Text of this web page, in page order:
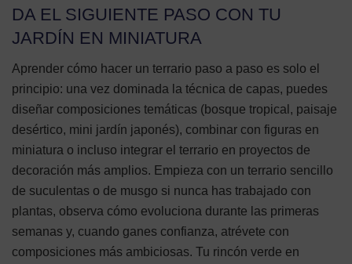
DA EL SIGUIENTE PASO CON TU
JARDÍN EN MINIATURA
Aprender cómo hacer un terrario paso a paso es solo el
principio: una vez dominada la técnica de capas, puedes
diseñar composiciones temáticas (bosque tropical, paisaje
desértico, mini jardín japonés), combinar con figuras en
miniatura o incluso integrar el terrario en proyectos de
decoración más amplios. Empieza con un terrario sencillo
de suculentas o de musgo si nunca has trabajado con
plantas, observa cómo evoluciona durante las primeras
semanas y, cuando ganes confianza, atrévete con
composiciones más ambiciosas. Tu rincón verde en